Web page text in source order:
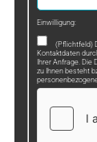
Einwilligung:
(Pflichtfeld)
Kontaktdaten
Ihrer Anfrage.
zu Ihnen besteht